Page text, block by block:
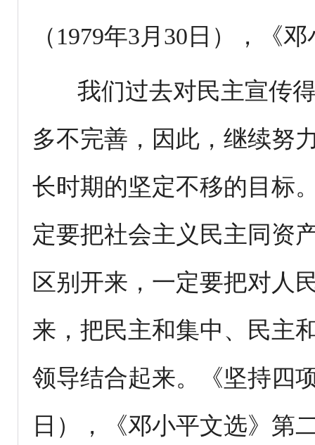
（1979年3月30日），《
我们过去对民主宣传
多不完善，因此，继续努
长时期的坚定不移的目标
定要把社会主义民主同资
区别开来，一定要把对人
来，把民主和集中、民主
领导结合起来。《坚持四
日），《邓小平文选》第